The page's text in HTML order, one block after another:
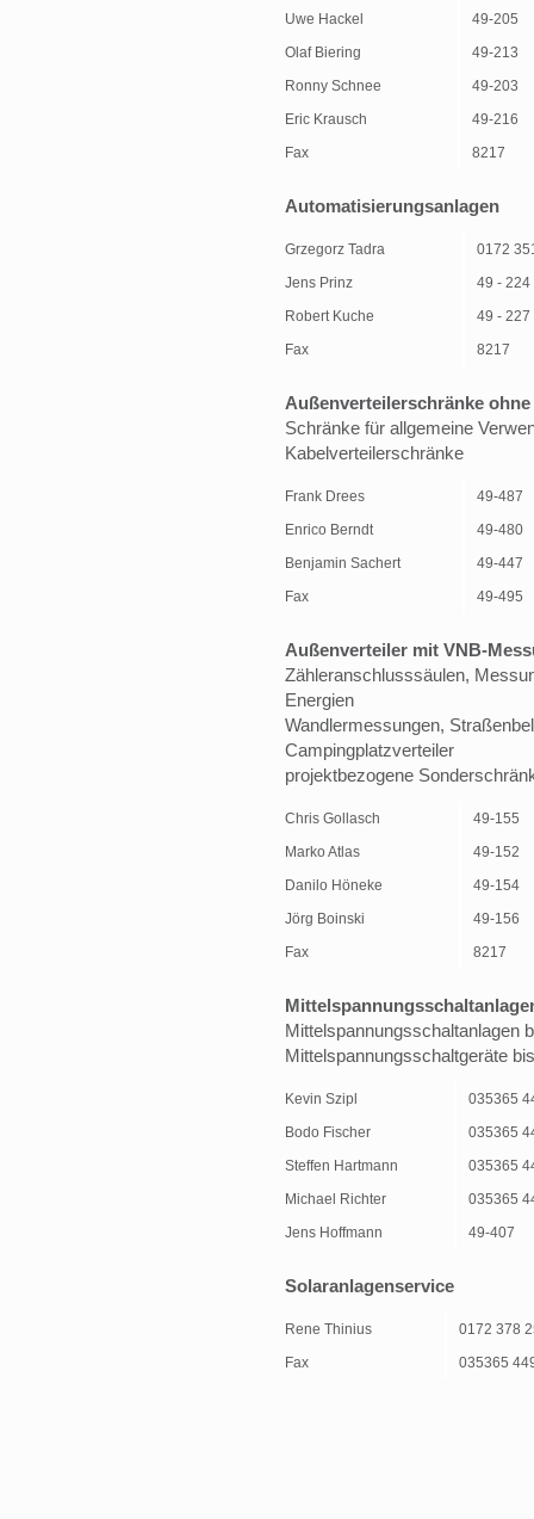
Uwe Hackel
49-205
Olaf Biering
49-213
Ronny Schnee
49-203
Eric Krausch
49-216
Fax
8217
Automatisierungsanlagen
Grzegorz Tadra
0172
Jens Prinz
49 - 224
Robert Kuche
49 - 227
Fax
8217
Außenverteilerschränke
Schränke für allgemeine
Kabelverteilerschränke
Frank Drees
49-487
Enrico Berndt
49-480
Benjamin Sachert
49-447
Fax
49-495
Außenverteiler mit VNB-
Zähleranschlusssäulen,
Energien
Wandlermessungen,
Campingplatzverteiler
projektbezogene
Chris Gollasch
49-155
Marko Atlas
49-152
Danilo Höneke
49-154
Jörg Boinski
49-156
Fax
8217
Mittelspannungsschaltanlagen
Mittelspannungsschaltgeräte
Kevin Szipl
035365
Bodo Fischer
035365
Steffen Hartmann
035365
Michael Richter
035365
Jens Hoffmann
49-407
Solaranlagenservice
Rene Thinius
0172 378
Fax
035365